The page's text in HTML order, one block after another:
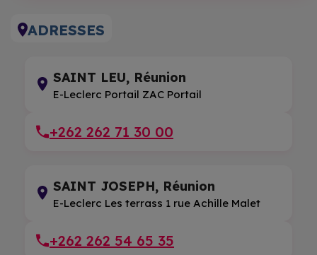
ADRESSES
SAINT LEU, Réunion
E-Leclerc Portail ZAC Portail
+262 262 71 30 00
SAINT JOSEPH, Réunion
E-Leclerc Les terrass 1 rue Achille Malet
+262 262 54 65 35